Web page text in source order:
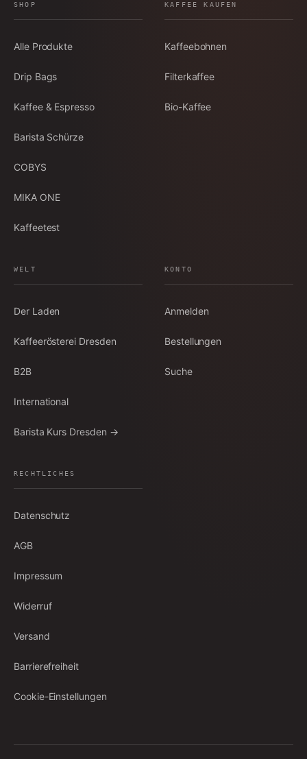
SHOP
Alle Produkte
Drip Bags
Kaffee & Espresso
Barista Schürze
COBYS
MIKA ONE
Kaffeetest
KAFFEE KAUFEN
Kaffeebohnen
Filterkaffee
Bio-Kaffee
WELT
Der Laden
Kaffeerösterei Dresden
B2B
International
Barista Kurs Dresden →
KONTO
Anmelden
Bestellungen
Suche
RECHTLICHES
Datenschutz
AGB
Impressum
Widerruf
Versand
Barrierefreiheit
Cookie-Einstellungen